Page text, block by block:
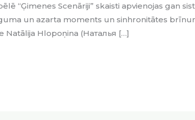
“Ģimenes Scenāriji” skaisti apvienojas gan
un azarta moments un sinhronitātes
Natālija Hlopoņina (Наталья […]